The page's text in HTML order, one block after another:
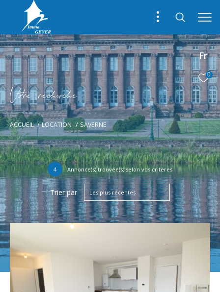
Fr
0
Vore recece
ACCUEIL LOCATION SAVERNE
4 Annonce(s) trouvée(s) selon vos critères
Trier par Les plus récentes